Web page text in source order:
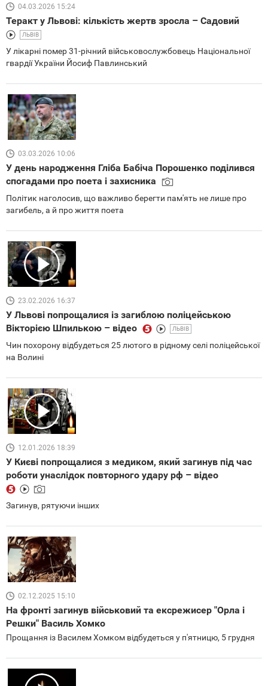
04.03.2026 15:24
Теракт у Львові: кількість жертв зросла – Садовий
ЛЬВІВ
У лікарні помер 31-річний військовослужбовець Національної
гвардії України Йосиф Павлинський
03.03.2026 10:06
У день народження Гліба Бабіча Порошенко поділився
спогадами про поета і захисника
Політик наголосив, що важливо берегти пам'ять не лише про
загибель, а й про життя поета
23.02.2026 16:37
У Львові попрощалися із загиблою поліцейською
Вікторією Шпилькою – відео
ЛЬВІВ
Чин похорону відбудеться 25 лютого в рідному селі поліцейської
на Волині
12.01.2026 18:39
У Києві попрощалися з медиком, який загинув під час
роботи унаслідок повторного удару рф – відео
Загинув, рятуючи інших
02.12.2025 15:10
На фронті загинув військовий та ексрежисер "Орла і
Решки" Василь Хомко
Прощання із Василем Хомком відбудеться у п'ятницю, 5 грудня